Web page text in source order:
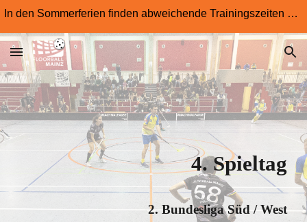
In den Sommerferien finden abweichende Trainingszeiten statt
4. Spieltag
2. Bundesliga Süd / West